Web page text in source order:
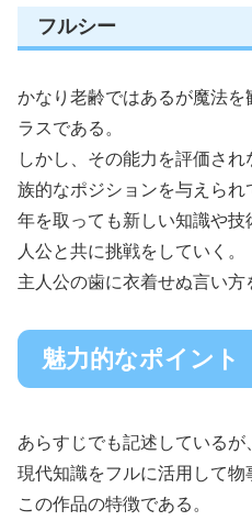
フルシー
かなり老齢ではあるが魔法
ラスである。
しかし、その能力を評価さ
族的なポジションを与えられ
年を取っても新しい知識や
人公と共に挑戦をしていく。
主人公の歯に衣着せぬ言い方
魅力的なポイント
あらすじでも記述している
現代知識をフルに活用して
この作品の特徴である。